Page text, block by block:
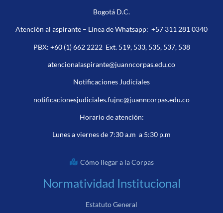
Bogotá D.C.
Atención al aspirante – Línea de Whatsapp: +57 311 281 0340
PBX: +60 (1) 662 2222Ext. 519, 533, 535, 537, 538
atencionalaspirante@juanncorpas.edu.co
Notificaciones Judiciales
notificacionesjudiciales.fujnc@juanncorpas.edu.co
Horario de atención:
Lunes a viernes de 7:30 a.m a 5:30 p.m
Cómo llegar a la Corpas
Normatividad Institucional
Estatuto General